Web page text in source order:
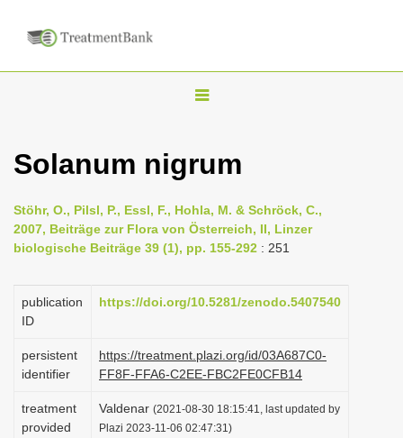
T
g
e
n
v
a
i
Solanum nigrum
Stöhr, O., Pilsl, P., Essl, F., Hohla, M. & Schröck, C.,
2007, Beiträge zur Flora von Österreich, II, Linzer
biologische Beiträge 39 (1), pp. 155-292 : 251
publication
ID
https://doi.org/10.5281/zenodo.5407540
persistent
identifier
https://treatment.plazi.org/id/03A687C0-
FF8F-FFA6-C2EE-FBC2FE0CFB14
treatment
provided
Valdenar (2021-08-30 18:15:41, last updated by
Plazi 2023-11-06 02:47:31)